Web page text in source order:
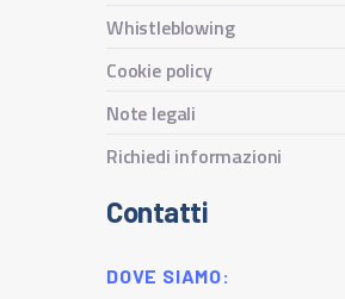
Whistleblowing
Cookie policy
Note legali
Richiedi informazioni
Contatti
DOVE SIAMO: